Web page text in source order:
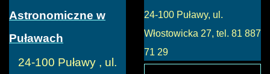
Astronomiczne w
Puławach
24-100 Puławy , ul.
24-100 Puławy, ul.
Włostowicka 27, tel. 81 887
71 29